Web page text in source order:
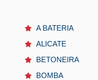
A BATERIA
ALICATE
BETONEIRA
BOMBA